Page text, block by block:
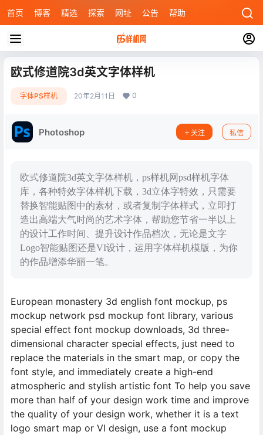
首页 博客 精选 探索 网址 公告 帮助
欧式修道院3d英文字体样机
字体PS样机 20年2月11日 0
Photoshop 关注 私信
欧式修道院3d英文字体样机，ps样机网psd样机字体
库，各种特效字体样机下载，3d立体字特效，只需要
替换智能贴图中的素材，或者复制字体样式，立即打
造出高端大气时尚的艺术字体，帮助您节省一半以上
的设计工作时间、提升设计作品档次，无论是文字
Logo智能贴图还是VI设计，运用字体样机模版，为你
的作品增添华丽一笔。
European monastery 3d english font mockup, ps
mockup network psd mockup font library, various
special effect font mockup downloads, 3d three-
dimensional character special effects, just need to
replace the materials in the smart map, or copy the
font style, and immediately create a high-end
atmospheric and stylish artistic font To help you save
more than half of your design work time and improve
the quality of your design work, whether it is a text
logo smart map or VI design, use a font mockup